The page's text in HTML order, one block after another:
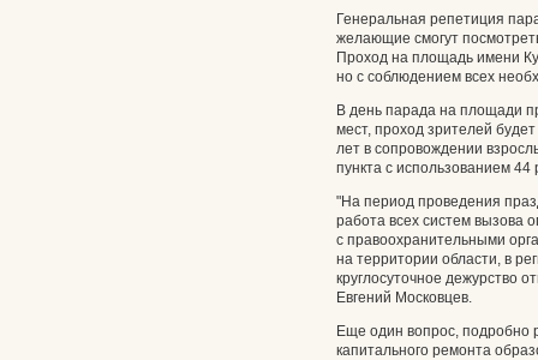
Генеральная репетиция
желающие смогут
Проход на площадь имени
но с соблюдением всех
В день парада на площади
мест, проход зрителей
лет в сопровождении
пункта с использованием
"На период проведения
работа всех систем вызова
с правоохранительными
на территории области, в
круглосуточное дежурство
Евгений Московцев.
Еще один вопрос, подробно
капитального ремонта